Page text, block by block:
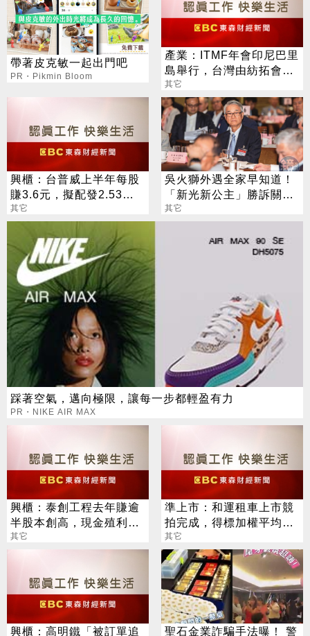
帶著皮克敏一起出門吧
PR・Pikmin Bloom
產業：ITMF年會印尼巴里
島舉行，台灣由紡拓會董
座詹正田率團參加、陣容
龐大
其它
興櫃：台普威上半年每股
賺3.6元，擬配發2.53元
股息及買回庫藏股60萬股
其它
吳火獅外遇全家早知道！
「新光新公主」勝訴關鍵
錄音曝
其它
踩著空氣，邁向極限，讓每一步都輕盈有力
PR・NIKE AIR MAX
興櫃：泰創工程去年賺逾
半股本創高，現金殖利率
逾5％，估今年業績再攀
其它
準上市：和運租車上市競
拍完成，得標加權平均價
47.11元，超額認購1.88
倍
其它
興櫃：高明鐵「被訂單追 聖石金業詐騙手法曝！ 警